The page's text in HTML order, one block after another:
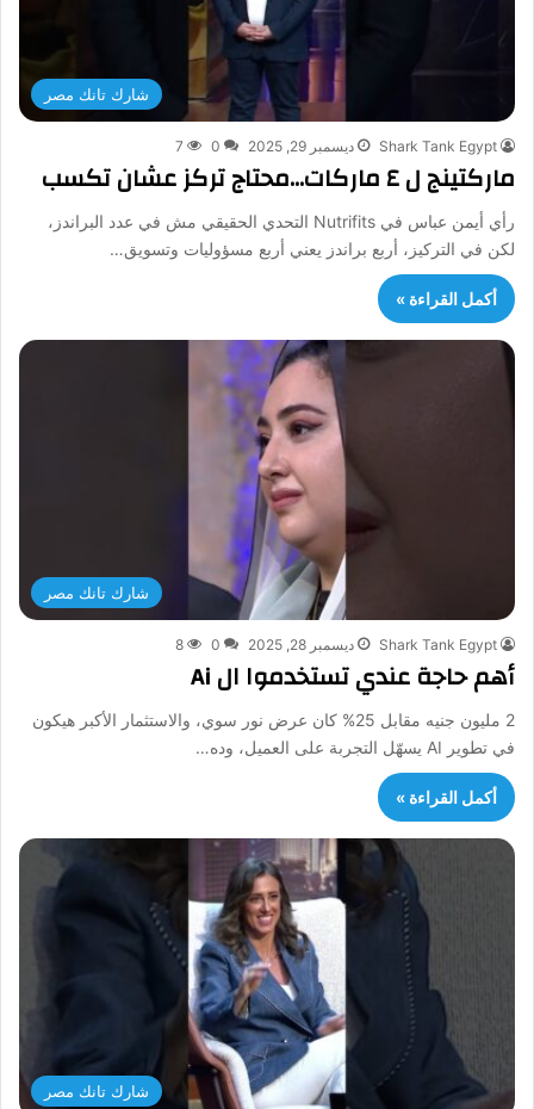
شارك تانك مصر
Shark Tank Egypt ديسمبر 29, 2025 0
7
ماركتينج ل ٤ ماركات…محتاج تركز عشان تكسب
رأي أيمن عباس في Nutrifits التحدي الحقيقي مش في عدد البراندز،
لكن في التركيز، أربع براندز يعني أربع مسؤوليات وتسويق…
أكمل القراءة »
شارك تانك مصر
Shark Tank Egypt ديسمبر 28, 2025 0
8
أهم حاجة عندي تستخدموا ال Ai
2 مليون جنيه مقابل 25% كان عرض نور سوي، والاستثمار الأكبر هيكون
في تطوير AI يسهّل التجربة على العميل، وده…
أكمل القراءة »
شارك تانك مصر